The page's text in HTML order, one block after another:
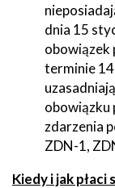
dnia 15
obowiązek
terminie
obowiązku
zdarzenia
ZDN-1,
Kiedy i jak płaci